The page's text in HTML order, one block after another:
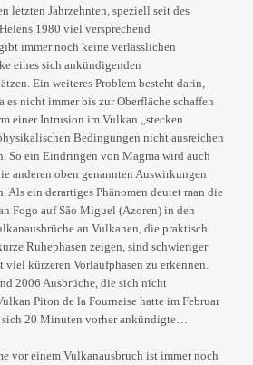
letzten Jahrzehnten, speziell seit des
1980 viel versprechend
immer noch keine verlässlichen
eines sich ankündigenden
Ein weiteres Problem besteht darin,
es nicht immer bis zur Oberfläche schaffen
einer Intrusion im Vulkan „stecken
Bedingungen nicht ausreichen
So ein Eindringen von Magma wird auch
anderen oben genannten Auswirkungen
Als ein derartiges Phänomen deutet man die
Fogo auf São Miguel (Azoren) in den
an Vulkanen, die praktisch
Ruhephasen zeigen, sind schwieriger
kürzeren Vorlaufphasen zu erkennen.
2006 Ausbrüche, die sich nicht
Piton de la Fournaise hatte im Februar
20 Minuten vorher ankündigte…
vor einem Vulkanausbruch ist immer noch